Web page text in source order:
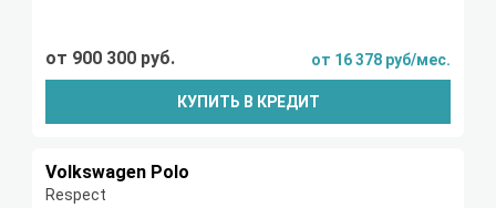
от 900 300 руб. от 16 378 руб/мес.
КУПИТЬ В КРЕДИТ
Volkswagen Polo
Respect